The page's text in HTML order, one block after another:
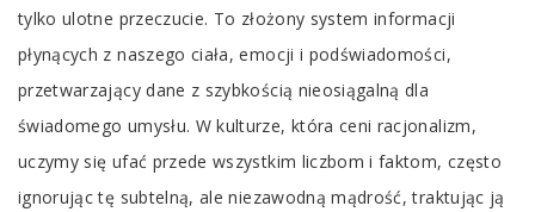
tylko ulotne przeczucie. To złożony system informacji
płynących z naszego ciała, emocji i podświadomości,
przetwarzający dane z szybkością nieosiągalną dla
świadomego umysłu. W kulturze, która ceni racjonalizm,
uczymy się ufać przede wszystkim liczbom i faktom, często
ignorując tę subtelną, ale niezawodną mądrość, traktując ją